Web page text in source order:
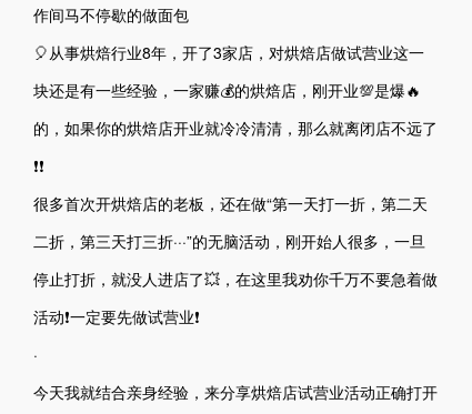
作间马不停歇的做面包
🎈从事烘焙行业8年，开了3家店，对烘焙店做试营业这一
块还是有一些经验，一家赚💰的烘焙店，刚开业💯是爆🔥
的，如果你的烘焙店开业就冷冷清清，那么就离闭店不远了
❗❗
很多首次开烘焙店的老板，还在做“第一天打一折，第二天
二折，第三天打三折···”的无脑活动，刚开始人很多，一旦
停止打折，就没人进店了💥，在这里我劝你千万不要急着做
活动❗一定要先做试营业❗
·
今天我就结合亲身经验，来分享烘焙店试营业活动正确打开